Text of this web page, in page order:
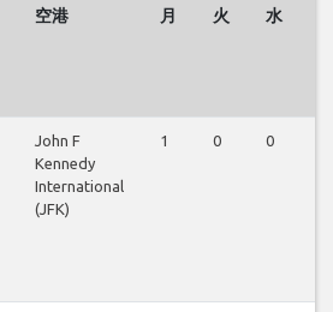
空港 月 火 水
John F
Kennedy
International
(JFK)
1 0 0